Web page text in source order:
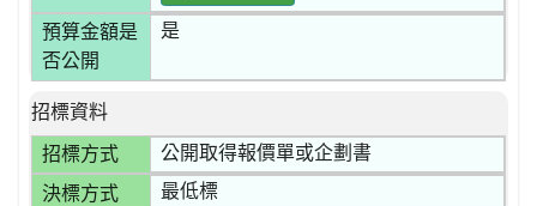
預算金額是
否公開
是
招標資料
招標方式
公開取得報價單或企劃書
決標方式 最低標